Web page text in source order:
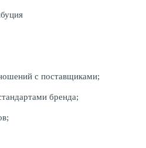
с поставщиками;
бренда;